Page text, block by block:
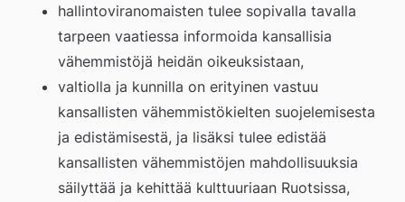
hallintoviranomaisten tulee sopivalla tavalla
tarpeen vaatiessa informoida kansallisia
vähemmistöjä heidän oikeuksistaan,
valtiolla ja kunnilla on erityinen vastuu
kansallisten vähemmistökielten suojelemisesta
ja edistämisestä, ja lisäksi tulee edistää
kansallisten vähemmistöjen mahdollisuuksia
säilyttää ja kehittää kulttuuriaan Ruotsissa,